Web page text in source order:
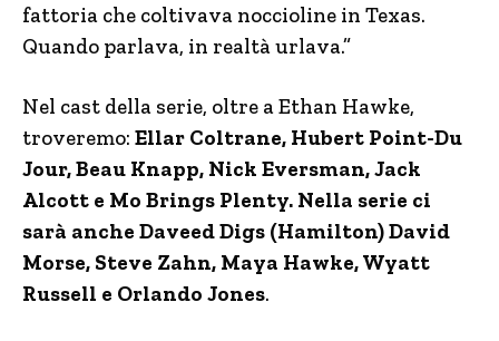
fattoria che coltivava noccioline in Texas.
Quando parlava, in realtà urlava.”
Nel cast della serie, oltre a Ethan Hawke,
troveremo: Ellar Coltrane, Hubert Point-Du
Jour, Beau Knapp, Nick Eversman, Jack
Alcott e Mo Brings Plenty. Nella serie ci
sarà anche Daveed Digs (Hamilton) David
Morse, Steve Zahn, Maya Hawke, Wyatt
Russell e Orlando Jones.